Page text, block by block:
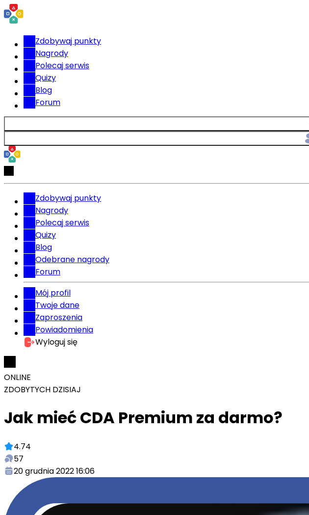
Zdobywaj punkty
Nagrody
Polecaj serwis
Quizy
Blog
Forum
Zdobywaj punkty
Nagrody
Polecaj serwis
Quizy
Blog
Odebrane nagrody
Forum
Mój profil
Twoje dane
Zaproszenia
Powiadomienia
Wyloguj się
ONLINE
ZDOBYTYCH DZISIAJ
Jak mieć CDA Premium za darmo?
4.74
57
20 grudnia 2022 16:06